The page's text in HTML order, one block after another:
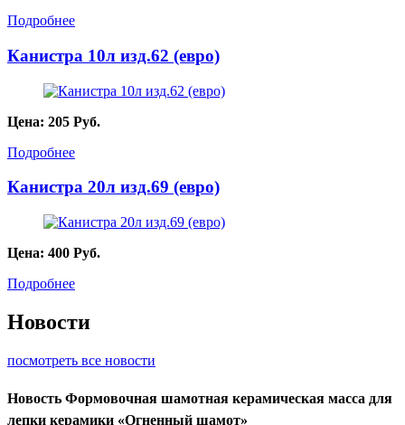
Подробнее
Канистра 10л изд.62 (евро)
Цена: 205 Руб.
Подробнее
Канистра 20л изд.69 (евро)
Цена: 400 Руб.
Подробнее
Новости
посмотреть все новости
Новость Формовочная шамотная керамическая масса для
лепки керамики «Огненный шамот»